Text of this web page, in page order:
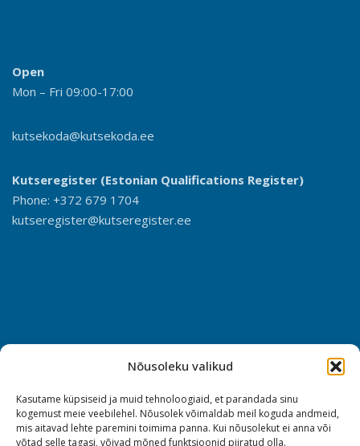
Nõusoleku valikud
Kasutame küpsiseid ja muid tehnoloogiaid, et parandada sinu
kogemust meie veebilehel. Nõusolek võimaldab meil koguda andmeid,
mis aitavad lehte paremini toimima panna. Kui nõusolekut ei anna või
võtad selle tagasi, võivad mõned funktsioonid piiratud olla.
Open
Mon – Fri 09:00-17:00
kutsekoda@kutsekoda.ee
Kutseregister (Estonian Qualifications Register)
Phone: +372 679 1704
kutseregister@kutseregister.ee